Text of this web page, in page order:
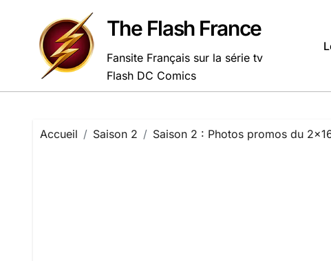
contenu
The Flash France
Fansite Français sur la série tv
Flash DC Comics
Accueil Saison 2 Saison 2 : Photos promos du